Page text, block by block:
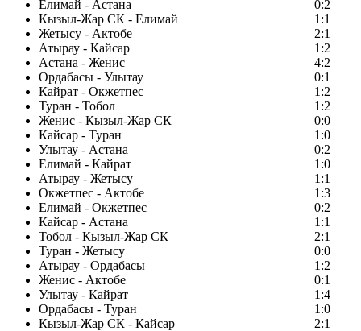
Елимай - Астана
0:2
Кызыл-Жар СК - Елимай
1:1
Жетысу - Актобе
2:1
Атырау - Кайсар
1:2
Астана - Женис
4:2
Ордабасы - Улытау
0:1
Кайрат - Окжетпес
1:2
Туран - Тобол
1:2
Женис - Кызыл-Жар СК
0:0
Кайсар - Туран
1:0
Улытау - Астана
0:2
Елимай - Кайрат
1:0
Атырау - Жетысу
1:1
Окжетпес - Актобе
1:3
Елимай - Окжетпес
0:2
Кайсар - Астана
1:1
Тобол - Кызыл-Жар СК
2:1
Туран - Жетысу
0:0
Атырау - Ордабасы
1:2
Женис - Актобе
0:1
Улытау - Кайрат
1:4
Ордабасы - Туран
1:0
Кызыл-Жар СК - Кайсар
2:1